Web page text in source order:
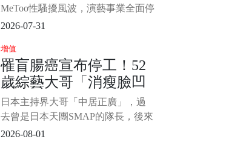
MeToo性騷擾風波，演藝事業全面停
擺，2025年二審遭判刑8個月，緩刑
名義活動，其家庭狀態也成為外界
關注焦點。 近日更有傳聞指出，其
身分證配偶欄已悄然空白，雖然老
婆慈惠（林慈惠）並未正式說明婚
姻現況，但她昨（12）日凌晨
2026-07-31
增值
罹盲腸癌宣布停工！52
歲綜藝大哥「消瘦臉凹
進去」公司鬆口「叫救
護車2度手術」憔悴模樣
曝
日本主持界大哥「中居正廣」，過
去曾是日本天團SMAP的隊長，後來
從偶像界轉戰綜藝圈後，靠著帥氣
2026-08-01